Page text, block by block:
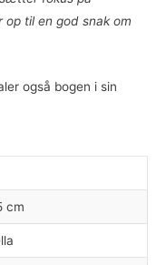
til en god snak om
også bogen i sin
cm